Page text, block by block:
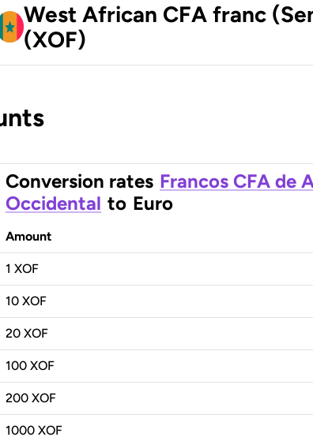
West African CFA franc
(XOF)
Conversion rates Francos CFA de
Occidental to Euro
Amount
1 XOF
10 XOF
20 XOF
100 XOF
200 XOF
1000 XOF